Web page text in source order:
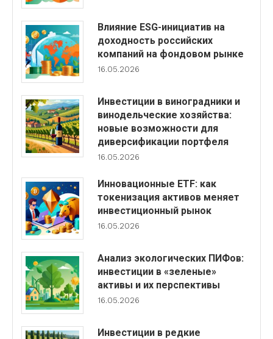
Влияние ESG-инициатив на
доходность российских
компаний на фондовом рынке
16.05.2026
Инвестиции в виноградники и
винодельческие хозяйства:
новые возможности для
диверсификации портфеля
16.05.2026
Инновационные ETF: как
токенизация активов меняет
инвестиционный рынок
16.05.2026
Анализ экологических ПИФов:
инвестиции в «зеленые»
активы и их перспективы
16.05.2026
Инвестиции в редкие